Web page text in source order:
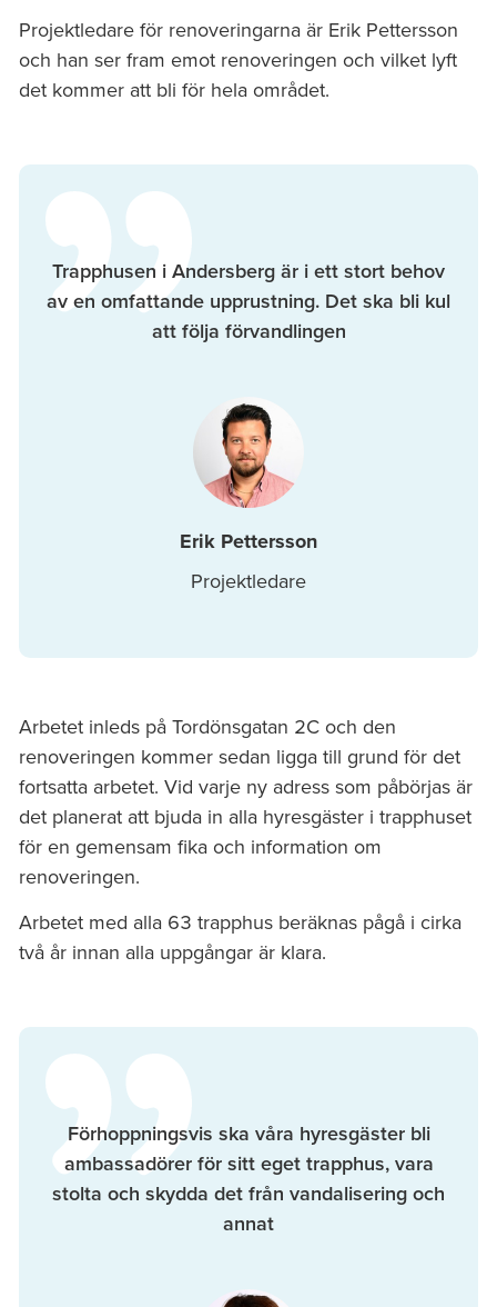
Projektledare för renoveringarna är Erik Pettersson
och han ser fram emot renoveringen och vilket lyft
det kommer att bli för hela området.
Trapphusen i Andersberg är i ett stort behov
av en omfattande upprustning. Det ska bli kul
att följa förvandlingen
Erik Pettersson
Projektledare
Arbetet inleds på Tordönsgatan 2C och den
renoveringen kommer sedan ligga till grund för det
fortsatta arbetet. Vid varje ny adress som påbörjas är
det planerat att bjuda in alla hyresgäster i trapphuset
för en gemensam fika och information om
renoveringen.
Arbetet med alla 63 trapphus beräknas pågå i cirka
två år innan alla uppgångar är klara.
Förhoppningsvis ska våra hyresgäster bli
ambassadörer för sitt eget trapphus, vara
stolta och skydda det från vandalisering och
annat